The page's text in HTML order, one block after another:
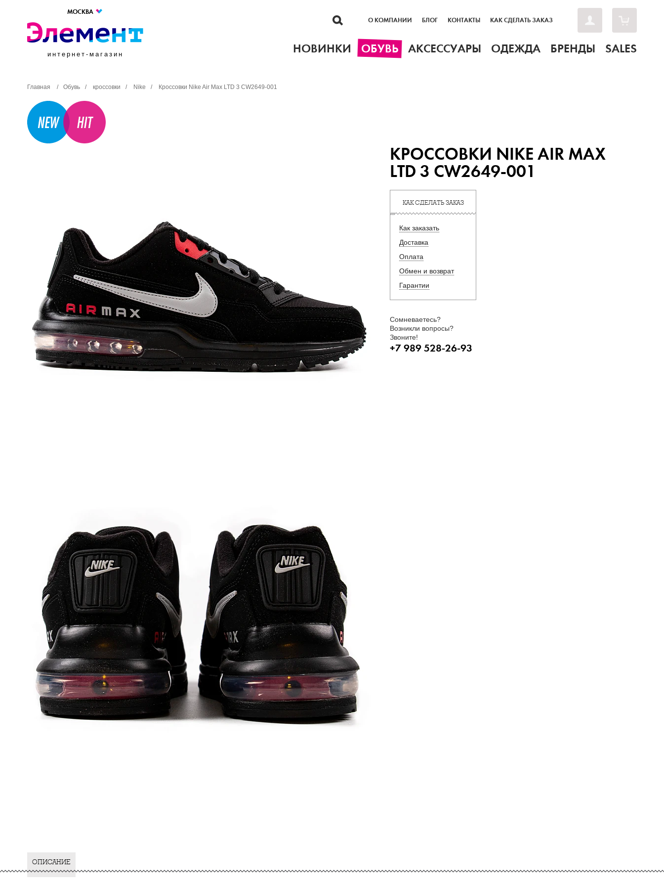
МОСКВА
интернет-магазин
О КОМПАНИИ БЛОГ КОНТАКТЫ КАК СДЕЛАТЬ ЗАКАЗ
НОВИНКИ ОБУВЬ АКСЕССУАРЫ ОДЕЖДА БРЕНДЫ SALES
Главная / Обувь / кроссовки / Nike / Кроссовки Nike Air Max LTD 3 CW2649-001
КРОССОВКИ NIKE AIR MAX
LTD 3 CW2649-001
КАК СДЕЛАТЬ ЗАКАЗ
Как заказать
Доставка
Оплата
Обмен и возврат
Гарантии
Сомневаетесь?
Возникли вопросы?
Звоните!
+7 989 528-26-93
ОПИСАНИЕ